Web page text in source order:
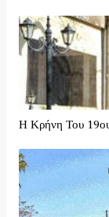
Η Κρήνη Του